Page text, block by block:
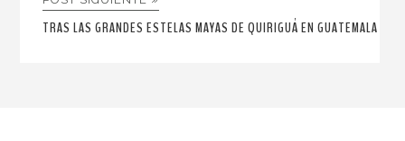
TRAS LAS GRANDES ESTELAS MAYAS DE QUIRIGUÁ EN GUATEMALA